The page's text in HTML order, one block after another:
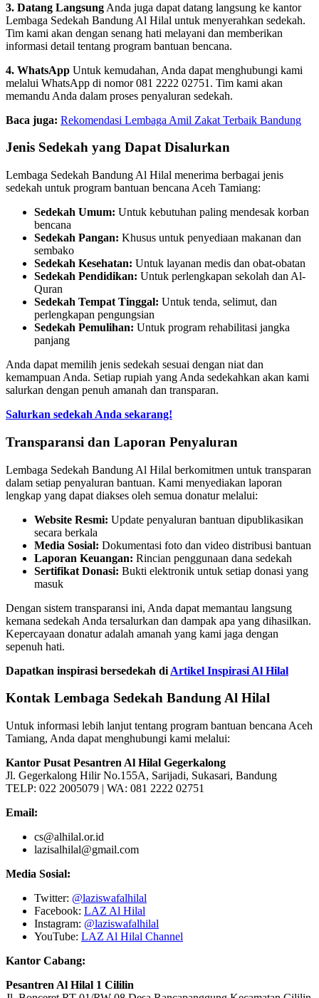
3. Datang Langsung Anda juga dapat datang langsung ke kantor
Lembaga Sedekah Bandung Al Hilal untuk menyerahkan sedekah.
Tim kami akan dengan senang hati melayani dan memberikan
informasi detail tentang program bantuan bencana.
4. WhatsApp Untuk kemudahan, Anda dapat menghubungi kami
melalui WhatsApp di nomor 081 2222 02751. Tim kami akan
memandu Anda dalam proses penyaluran sedekah.
Baca juga: Rekomendasi Lembaga Amil Zakat Terbaik Bandung
Jenis Sedekah yang Dapat Disalurkan
Lembaga Sedekah Bandung Al Hilal menerima berbagai jenis
sedekah untuk program bantuan bencana Aceh Tamiang:
Sedekah Umum: Untuk kebutuhan paling mendesak korban
bencana
Sedekah Pangan: Khusus untuk penyediaan makanan dan
sembako
Sedekah Kesehatan: Untuk layanan medis dan obat-obatan
Sedekah Pendidikan: Untuk perlengkapan sekolah dan Al-
Quran
Sedekah Tempat Tinggal: Untuk tenda, selimut, dan
perlengkapan pengungsian
Sedekah Pemulihan: Untuk program rehabilitasi jangka
panjang
Anda dapat memilih jenis sedekah sesuai dengan niat dan
kemampuan Anda. Setiap rupiah yang Anda sedekahkan akan kami
salurkan dengan penuh amanah dan transparan.
Salurkan sedekah Anda sekarang!
Transparansi dan Laporan Penyaluran
Lembaga Sedekah Bandung Al Hilal berkomitmen untuk transparan
dalam setiap penyaluran bantuan. Kami menyediakan laporan
lengkap yang dapat diakses oleh semua donatur melalui:
Website Resmi: Update penyaluran bantuan dipublikasikan
secara berkala
Media Sosial: Dokumentasi foto dan video distribusi bantuan
Laporan Keuangan: Rincian penggunaan dana sedekah
Sertifikat Donasi: Bukti elektronik untuk setiap donasi yang
masuk
Dengan sistem transparansi ini, Anda dapat memantau langsung
kemana sedekah Anda tersalurkan dan dampak apa yang dihasilkan.
Kepercayaan donatur adalah amanah yang kami jaga dengan
sepenuh hati.
Dapatkan inspirasi bersedekah di Artikel Inspirasi Al Hilal
Kontak Lembaga Sedekah Bandung Al Hilal
Untuk informasi lebih lanjut tentang program bantuan bencana Aceh
Tamiang, Anda dapat menghubungi kami melalui:
Kantor Pusat Pesantren Al Hilal Gegerkalong
Jl. Gegerkalong Hilir No.155A, Sarijadi, Sukasari, Bandung
TELP: 022 2005079 | WA: 081 2222 02751
Email:
cs@alhilal.or.id
lazisalhilal@gmail.com
Media Sosial:
Twitter: @laziswafalhilal
Facebook: LAZ Al Hilal
Instagram: @laziswafalhilal
YouTube: LAZ Al Hilal Channel
Kantor Cabang:
Pesantren Al Hilal 1 Cililin